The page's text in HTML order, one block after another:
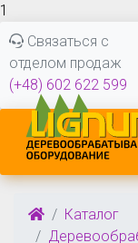
1
Связаться с
отделом продаж
(+48) 602 622 599
Каталог